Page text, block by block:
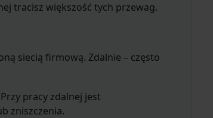
tracisz większość tych przewag.
siecią firmową. Zdalnie – często
pracy zdalnej jest
zniszczenia.